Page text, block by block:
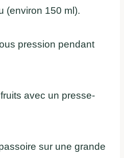
(environ 150 ml).
pression pendant
avec un presse-
sur une grande